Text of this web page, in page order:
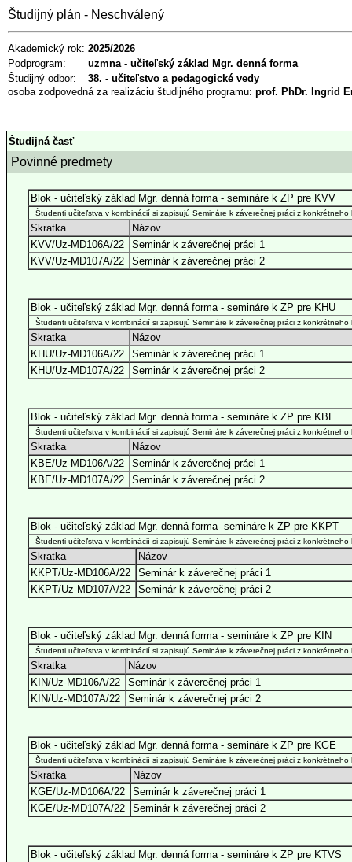
Študijný plán - Neschválený
Akademický rok: 2025/2026
Podprogram:
uzmna - učiteľský základ Mgr. denná forma
Študijný odbor:
38. - učiteľstvo a pedagogické vedy
osoba zodpovedná za realizáciu študijného programu: prof. PhDr. Ingrid
Študijná časť
Povinné predmety
Blok - učiteľský základ Mgr. denná forma - semináre k ZP pre KVV
Študenti učiteľstva v kombinácií si zapisujú Semináre k záverečnej práci z
Skratka
Názov
KVV/Uz-MD106A/22
Seminár k záverečnej práci 1
KVV/Uz-MD107A/22
Seminár k záverečnej práci 2
Blok - učiteľský základ Mgr. denná forma - semináre k ZP pre KHU
Študenti učiteľstva v kombinácií si zapisujú Semináre k záverečnej práci z
Skratka
Názov
KHU/Uz-MD106A/22
Seminár k záverečnej práci 1
KHU/Uz-MD107A/22
Seminár k záverečnej práci 2
Blok - učiteľský základ Mgr. denná forma - semináre k ZP pre KBE
Študenti učiteľstva v kombinácií si zapisujú Semináre k záverečnej práci z
Skratka
Názov
KBE/Uz-MD106A/22
Seminár k záverečnej práci 1
KBE/Uz-MD107A/22
Seminár k záverečnej práci 2
Blok - učiteľský základ Mgr. denná forma- semináre k ZP pre KKPT
Študenti učiteľstva v kombinácií si zapisujú Semináre k záverečnej práci z
Skratka
Názov
KKPT/Uz-MD106A/22
Seminár k záverečnej práci 1
KKPT/Uz-MD107A/22
Seminár k záverečnej práci 2
Blok - učiteľský základ Mgr. denná forma - semináre k ZP pre KIN
Študenti učiteľstva v kombinácií si zapisujú Semináre k záverečnej práci z
Skratka
Názov
KIN/Uz-MD106A/22
Seminár k záverečnej práci 1
KIN/Uz-MD107A/22
Seminár k záverečnej práci 2
Blok - učiteľský základ Mgr. denná forma - semináre k ZP pre KGE
Študenti učiteľstva v kombinácií si zapisujú Semináre k záverečnej práci z
Skratka
Názov
KGE/Uz-MD106A/22
Seminár k záverečnej práci 1
KGE/Uz-MD107A/22
Seminár k záverečnej práci 2
Blok - učiteľský základ Mgr. denná forma - semináre k ZP pre KTVS